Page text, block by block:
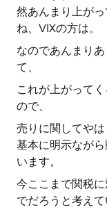
然あんまり上が
ね、VIXの方は。
なのであんまり
て、
これが上がって
ので、
売りに関してや
基本に明示なが
います。
今ここまで関税
でだろうと考えて